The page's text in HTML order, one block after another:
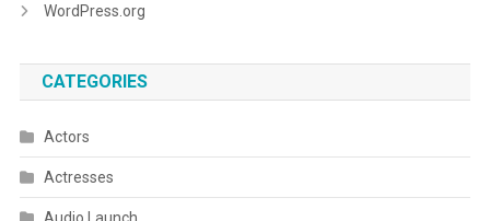
WordPress.org
CATEGORIES
Actors
Actresses
Audio Launch